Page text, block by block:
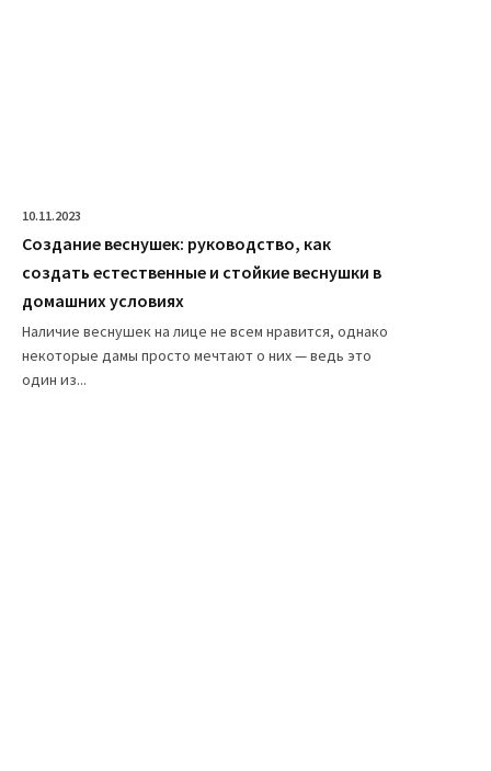
10.11.2023
Создание веснушек: руководство, как
создать естественные и стойкие веснушки в
домашних условиях
Наличие веснушек на лице не всем нравится, однако
некоторые дамы просто мечтают о них — ведь это
один из...